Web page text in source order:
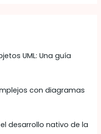
UML: Una guía
con diagramas
desarrollo nativo de la